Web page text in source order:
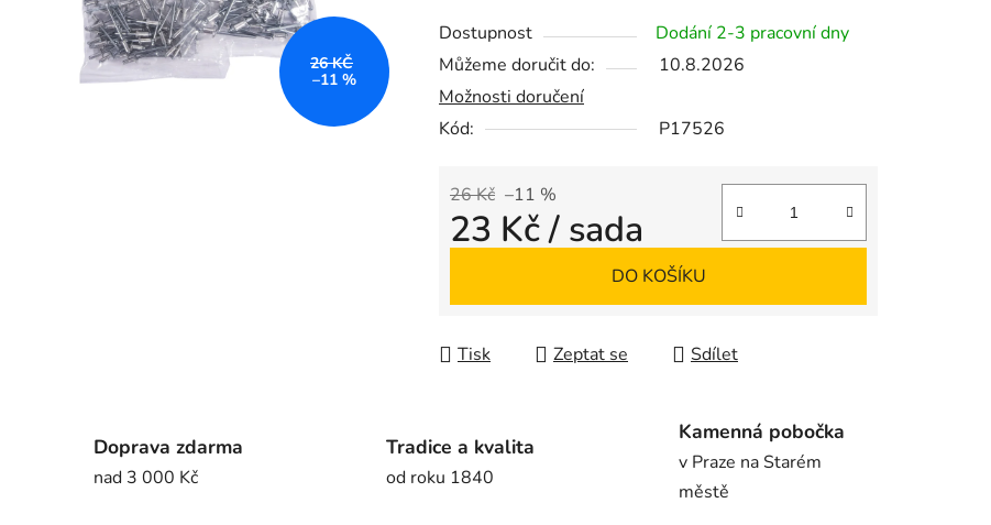
je
0,0
z
5
Dostupnost
Dodání 2-3 pracovní dny
Můžeme doručit do:
10.8.2026
Možnosti doručení
Kód:
P17526
26 Kč –11 %
23 Kč/ sada
DO KOŠÍKU
Tisk Zeptat se Sdílet
26 KČ
–11 %
Doprava zdarma
nad 3 000 Kč
Tradice a kvalita
od roku 1840
Kamenná pobočka
v Praze na Starém
městě